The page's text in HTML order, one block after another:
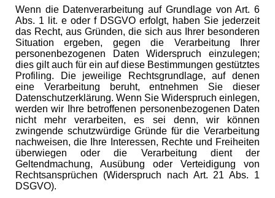
Wenn die Datenverarbeitung auf Grundlage von Art. 6
Abs. 1 lit. e oder f DSGVO erfolgt, haben Sie jederzeit
das Recht, aus Gründen, die sich aus Ihrer besonderen
Situation ergeben, gegen die Verarbeitung Ihrer
personenbezogenen Daten Widerspruch einzulegen;
dies gilt auch für ein auf diese Bestimmungen gestütztes
Profiling. Die jeweilige Rechtsgrundlage, auf denen
eine Verarbeitung beruht, entnehmen Sie dieser
Datenschutzerklärung. Wenn Sie Widerspruch einlegen,
werden wir Ihre betroffenen personenbezogenen Daten
nicht mehr verarbeiten, es sei denn, wir können
zwingende schutzwürdige Gründe für die Verarbeitung
nachweisen, die Ihre Interessen, Rechte und Freiheiten
überwiegen oder die Verarbeitung dient der
Geltendmachung, Ausübung oder Verteidigung von
Rechtsansprüchen (Widerspruch nach Art. 21 Abs. 1
DSGVO).